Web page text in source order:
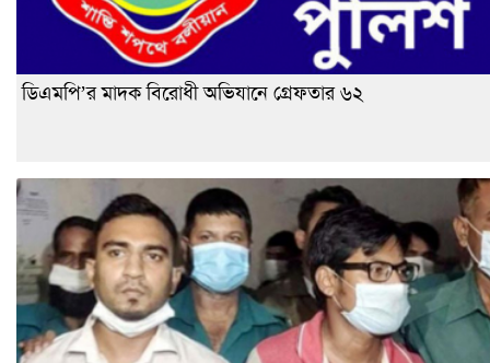
ডিএমপি’র মাদক বিরোধী অভিযানে গ্রেফতার ৬২